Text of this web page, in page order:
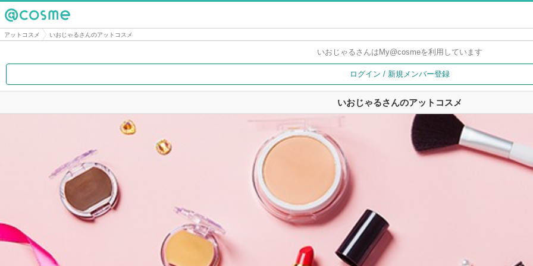
@cosme
アットコスメ いおじゃるさんのアットコスメ
いおじゃるさんは My@cosmeを利用しています
ログイン / 新規メンバー登録
いおじゃるさんのアットコスメ